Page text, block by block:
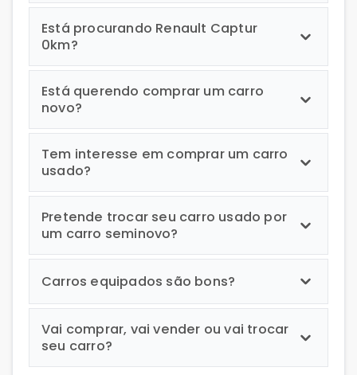
Está procurando Renault Captur
0km?
Está querendo comprar um carro
novo?
Tem interesse em comprar um carro
usado?
Pretende trocar seu carro usado por
um carro seminovo?
Carros equipados são bons?
Vai comprar, vai vender ou vai trocar
seu carro?